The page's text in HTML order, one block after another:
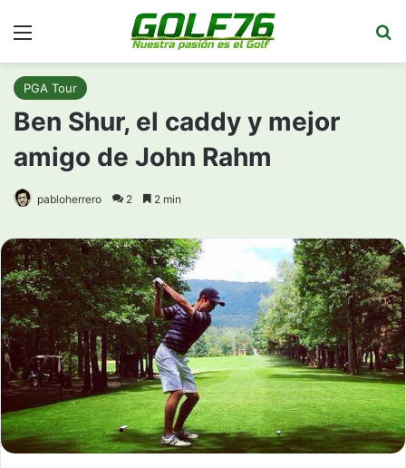
PGA Tour
Ben Shur, el caddy y mejor
amigo de John Rahm
pabloherrero 2 2 min